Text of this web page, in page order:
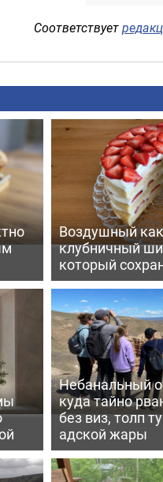
Соответствует
Воздушный
клубничный
который
Небанальный
куда тайно
без виз, толп
адской жары